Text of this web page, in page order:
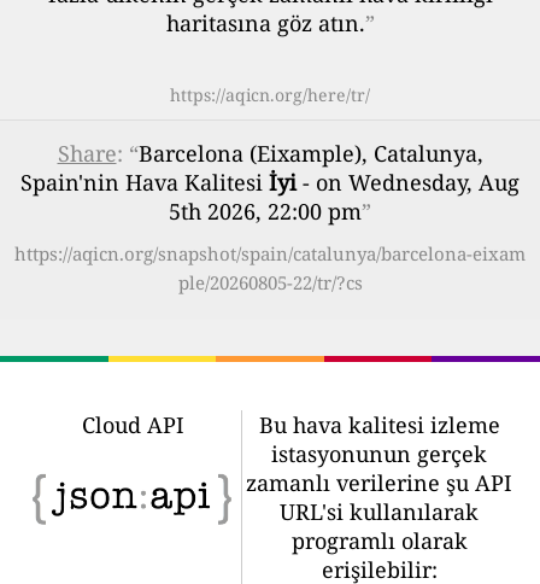
haritasına göz atın.”
https://aqicn.org/here/tr/
Share: “Barcelona (Eixample), Catalunya,
Spain'nin Hava Kalitesi İyi- on Wednesday, Aug
5th 2026, 22:00 pm”
https://aqicn.org/snapshot/spain/catalunya/barcelona-eixam
ple/20260805-22/tr/?cs
Cloud API
Bu hava kalitesi izleme
istasyonunun gerçek
zamanlı verilerine şu API
URL'si kullanılarak
programlı olarak
erişilebilir: